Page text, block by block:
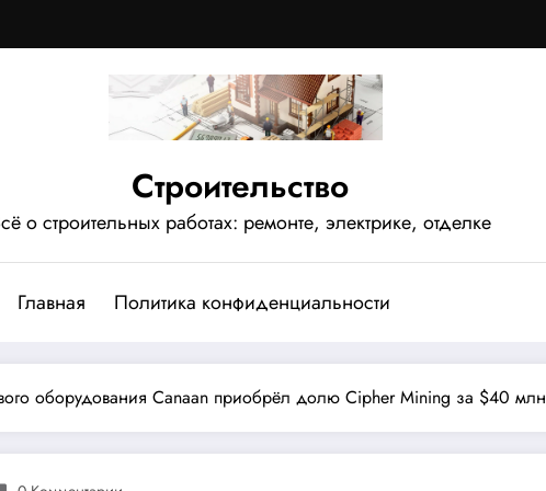
Строительство
о строительных работах: ремонте, электрике, отделке
Главная Политика конфиденциальности
оборудования Canaan приобрёл долю Cipher Mining за $40 млн